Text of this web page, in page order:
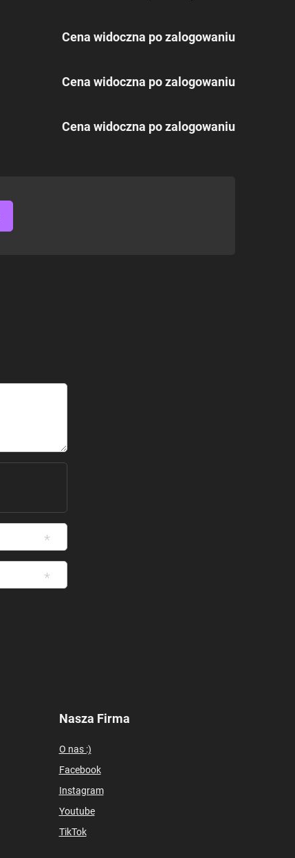
Cena widoczna po zalogowaniu
Cena widoczna po zalogowaniu
Cena widoczna po zalogowaniu
Nasza Firma
O nas :)
Facebook
Instagram
Youtube
TikTok